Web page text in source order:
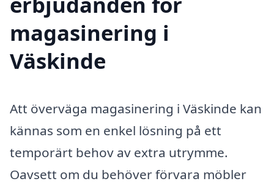
magasinering i
Väskinde
Att överväga magasinering i Väskinde kan
kännas som en enkel lösning på ett
temporärt behov av extra utrymme.
Oavsett om du behöver förvara möbler